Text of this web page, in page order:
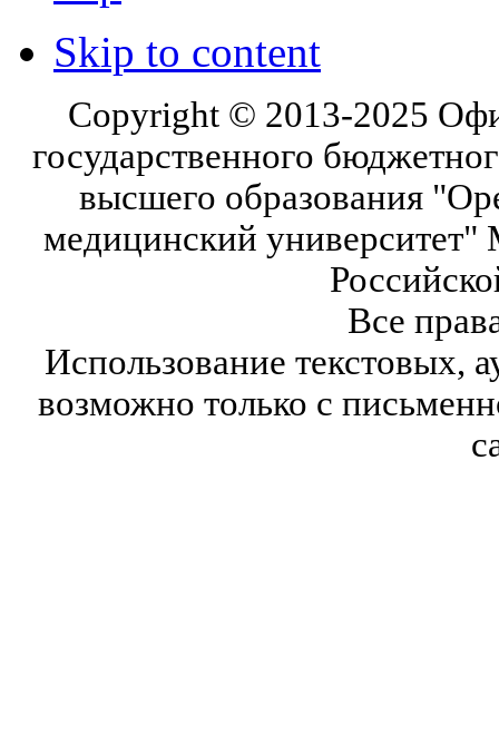
Skip to content
Copyright © 2013-2025
государственного
высшего образования
медицинский университет"
Все
Использование текстовых,
возможно только с